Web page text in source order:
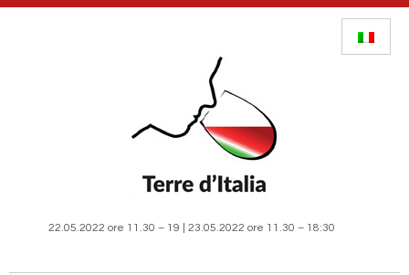
22.05.2022 ore 11.30 – 19 | 23.05.2022 ore 11.30 – 18:30